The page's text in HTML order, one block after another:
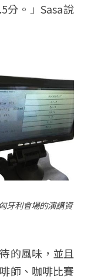
分。」Sasa說
牙利會場的演講資
的風味，並且
師、咖啡比賽